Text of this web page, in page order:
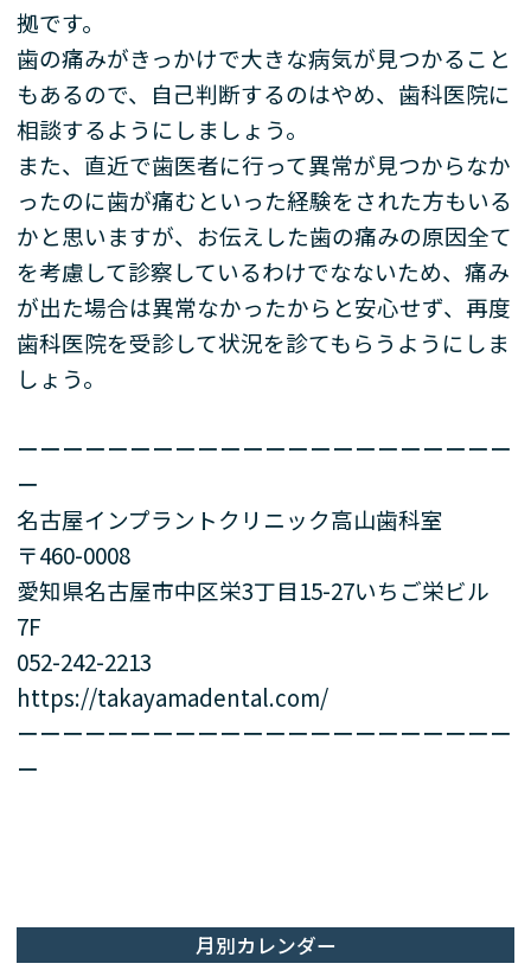
拠です。
歯の痛みがきっかけで大きな病気が見つかること
もあるので、自己判断するのはやめ、歯科医院に
相談するようにしましょう。
また、直近で歯医者に行って異常が見つからなか
ったのに歯が痛むといった経験をされた方もいる
かと思いますが、お伝えした歯の痛みの原因全て
を考慮して診察しているわけでなないため、痛み
が出た場合は異常なかったからと安心せず、再度
歯科医院を受診して状況を診てもらうようにしま
しょう。
ーーーーーーーーーーーーーーーーーーーーーー
ー
名古屋インプラントクリニック高山歯科室
〒460-0008
愛知県名古屋市中区栄3丁目15-27いちご栄ビル
7F
052-242-2213
https://takayamadental.com/
ーーーーーーーーーーーーーーーーーーーーーー
ー
月別カレンダー